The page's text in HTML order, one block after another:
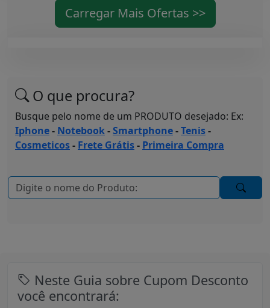
Carregar Mais Ofertas >>
O que procura?
Busque pelo nome de um PRODUTO desejado: Ex:
Iphone- Notebook-Smartphone-Tenis-
Cosmeticos- Frete Grátis- Primeira Compra
Neste Guia sobre Cupom Desconto
você encontrará: